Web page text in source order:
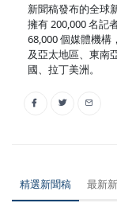
新聞稿發布的全球
擁有 200,000 名記
68,000 個媒體機構
及亞太地區、東南
國、拉丁美洲。
精選新聞稿 最新